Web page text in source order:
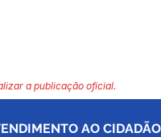
a publicação oficial.
AO